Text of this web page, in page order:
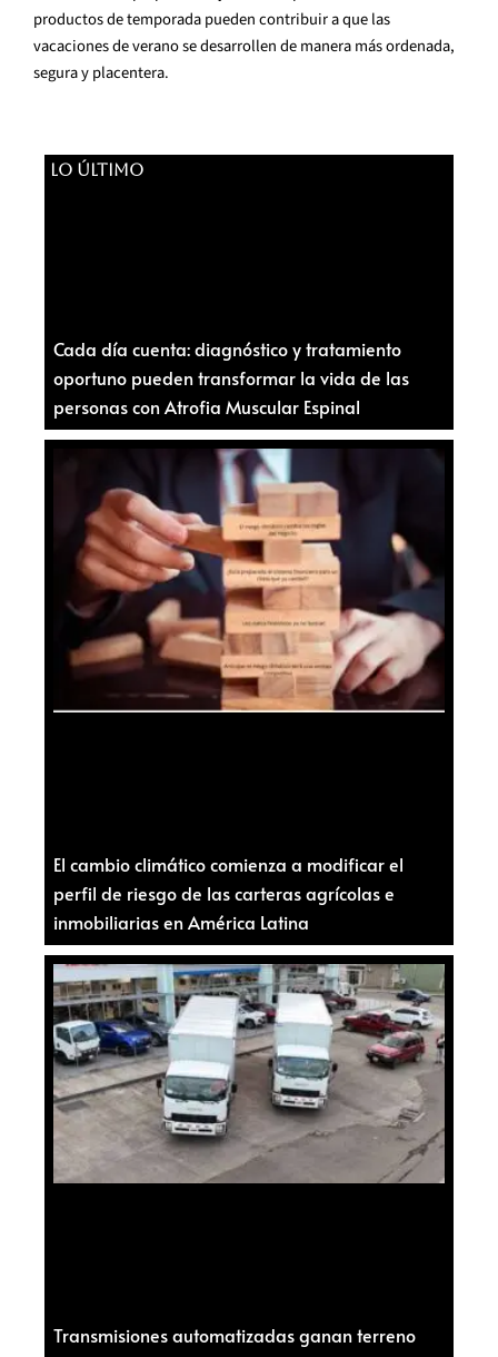
productos de temporada pueden contribuir a que las
vacaciones de verano se desarrollen de manera más ordenada,
segura y placentera.
LO ÚLTIMO
Cada día cuenta: diagnóstico y tratamiento
oportuno pueden transformar la vida de las
personas con Atrofia Muscular Espinal
El cambio climático comienza a modificar el
perfil de riesgo de las carteras agrícolas e
inmobiliarias en América Latina
Transmisiones automatizadas ganan terreno